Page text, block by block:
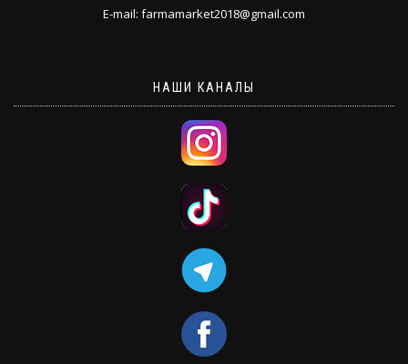
E-mail: farmamarket2018@gmail.com
НАШИ КАНАЛЫ